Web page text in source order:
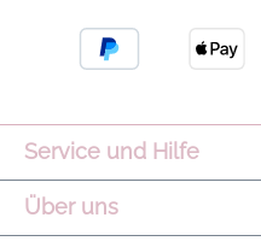
Service und Hilfe
Über uns